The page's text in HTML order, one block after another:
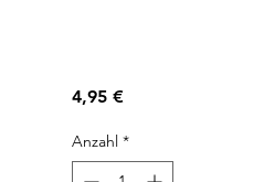
4,95 €Preis
Anzahl *